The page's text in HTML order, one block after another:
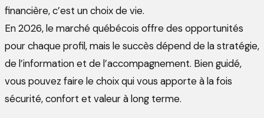
financière, c’est un choix de vie.
En 2026, le marché québécois offre des opportunités
pour chaque profil, mais le succès dépend de la stratégie,
de l’information et del’accompagnement. Bien guidé,
vous pouvez faire le choix qui vous apporte à la fois
sécurité, confort et valeur à long terme.